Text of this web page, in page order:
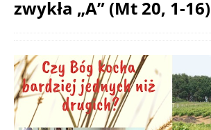
zwykła „A” (Mt 20, 1-16)